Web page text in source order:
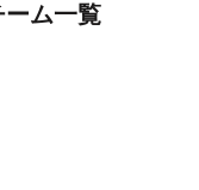
ム一覧